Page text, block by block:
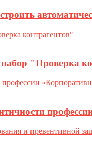
"Проверка